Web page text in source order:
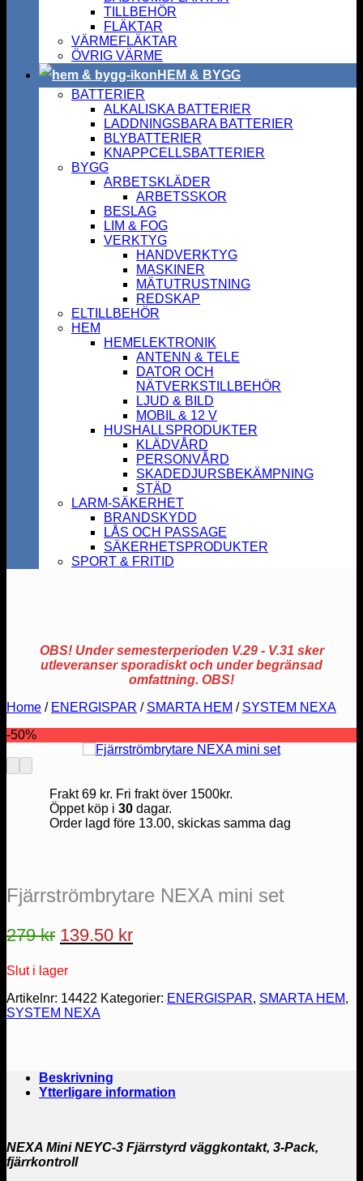
TILLBEHÖR
FLÄKTAR
VÄRMEFLÄKTAR
ÖVRIG VÄRME
HEM & BYGG
BATTERIER
ALKALISKA BATTERIER
LADDNINGSBARA BATTERIER
BLYBATTERIER
KNAPPCELLSBATTERIER
BYGG
ARBETSKLÄDER
ARBETSSKOR
BESLAG
LIM & FOG
VERKTYG
HANDVERKTYG
MASKINER
MÄTUTRUSTNING
REDSKAP
ELTILLBEHÖR
HEM
HEMELEKTRONIK
ANTENN & TELE
DATOR OCH
NÄTVERKSTILLBEHÖR
LJUD & BILD
MOBIL & 12 V
HUSHALLSPRODUKTER
KLÄDVÅRD
PERSONVÅRD
SKADEDJURSBEKÄMPNING
STÄD
LARM-SÄKERHET
BRANDSKYDD
LÅS OCH PASSAGE
SÄKERHETSPRODUKTER
SPORT & FRITID
OBS! Under semesterperioden V.29 - V.31 sker
utleveranser sporadiskt och under begränsad
omfattning. OBS!
Home / ENERGISPAR / SMARTA HEM / SYSTEM NEXA
-50%
Frakt 69 kr. Fri frakt över 1500kr.
Öppet köp i 30dagar.
Order lagd före 13.00, skickas samma dag
Fjärrströmbrytare NEXA mini set
279kr Det
priset
var:
279 kr.
139.50 krDet
är:
Slut i lager
Artikelnr: 14422 Kategorier: ENERGISPAR, SMARTA HEM,
SYSTEM NEXA
Beskrivning
Ytterligare information
NEXA Mini NEYC-3 Fjärrstyrd väggkontakt, 3-Pack,
fjärrkontroll